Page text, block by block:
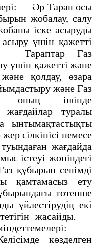
Әр Тарап осы
жобалау, салу
іске асыруды
үшін қажетті
Тараптар Газ
үшін қажетті және
қолдау, өзара
және Газ
оның ішінде
жағдайлар туралы
ынтымақтастықты
сілкінісі немесе
жағдайда
істеуі жөніндегі
құбырын сенімді
қамтамасыз ету
төтенше
үйлестірудің екі
жасайды.
көзделген